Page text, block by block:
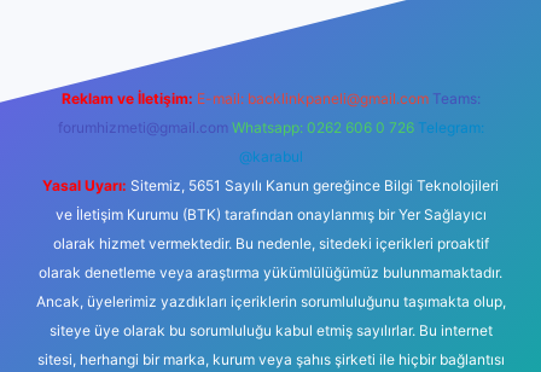
Reklam ve İletişim: E-mail: backlinkpaneli@gmail.com Teams:
forumhizmeti@gmail.com Whatsapp: 0262 606 0 726 Telegram:
@karabul
Yasal Uyarı: Sitemiz, 5651 Sayılı Kanun gereğince Bilgi Teknolojileri
ve İletişim Kurumu (BTK) tarafından onaylanmış bir Yer Sağlayıcı
olarak hizmet vermektedir. Bu nedenle, sitedeki içerikleri proaktif
olarak denetleme veya araştırma yükümlülüğümüz bulunmamaktadır.
Ancak, üyelerimiz yazdıkları içeriklerin sorumluluğunu taşımakta olup,
siteye üye olarak bu sorumluluğu kabul etmiş sayılırlar. Bu internet
sitesi, herhangi bir marka, kurum veya şahıs şirketi ile hiçbir bağlantısı